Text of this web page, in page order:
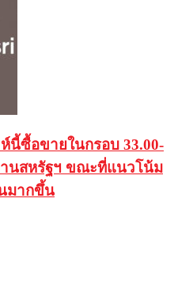
นี้ซื้อขายในกรอบ 33.00-
นสหรัฐฯ ขณะที่แนวโน้ม
มากขึ้น